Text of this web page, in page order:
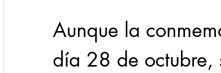
Aunque la
día 28 de octubre,